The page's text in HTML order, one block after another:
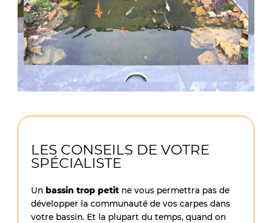
LES CONSEILS DE VOTRE
SPÉCIALISTE
Un bassin trop petit ne vous permettra pas de
développer la communauté de vos carpes dans
votre bassin. Et la plupart du temps, quand on